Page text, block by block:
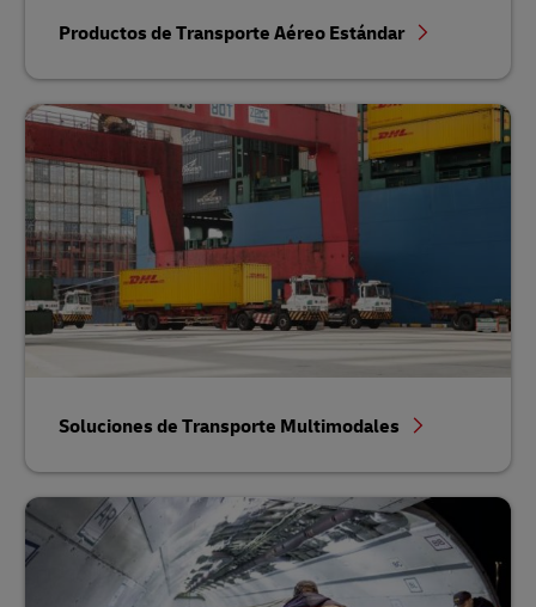
Productos de Transporte Aéreo Estándar
Soluciones de Transporte Multimodales